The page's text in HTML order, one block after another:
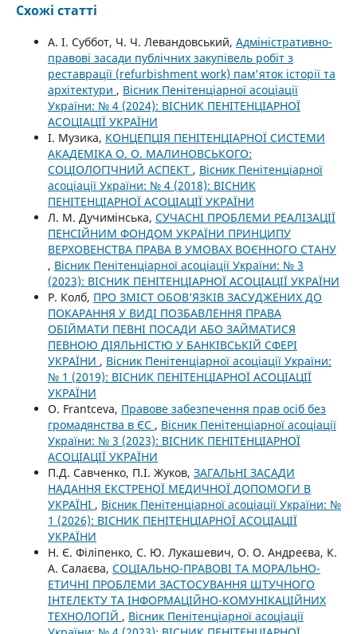
Схожі статті
А. І. Суббот, Ч. Ч. Левандовський, Адміністративно-
правові засади публічних закупівель робіт з
реставрації (refurbishment work) пам'яток історії та
архітектури , Вісник Пенітенціарної асоціації
України: № 4 (2024): ВІСНИК ПЕНІТЕНЦІАРНОЇ
АСОЦІАЦІЇ УКРАЇНИ
І. Музика, КОНЦЕПЦІЯ ПЕНІТЕНЦІАРНОЇ СИСТЕМИ
АКАДЕМІКА О. О. МАЛИНОВСЬКОГО:
СОЦІОЛОГІЧНИЙ АСПЕКТ , Вісник Пенітенціарної
асоціації України: № 4 (2018): ВІСНИК
ПЕНІТЕНЦІАРНОЇ АСОЦІАЦІЇ УКРАЇНИ
Л. М. Дучимінська, СУЧАСНІ ПРОБЛЕМИ РЕАЛІЗАЦІЇ
ПЕНСІЙНИМ ФОНДОМ УКРАЇНИ ПРИНЦИПУ
ВЕРХОВЕНСТВА ПРАВА В УМОВАХ ВОЄННОГО СТАНУ
, Вісник Пенітенціарної асоціації України: № 3
(2023): ВІСНИК ПЕНІТЕНЦІАРНОЇ АСОЦІАЦІЇ УКРАЇНИ
Р. Колб, ПРО ЗМІСТ ОБОВ’ЯЗКІВ ЗАСУДЖЕНИХ ДО
ПОКАРАННЯ У ВИДІ ПОЗБАВЛЕННЯ ПРАВА
ОБІЙМАТИ ПЕВНІ ПОСАДИ АБО ЗАЙМАТИСЯ
ПЕВНОЮ ДІЯЛЬНІСТЮ У БАНКІВСЬКІЙ СФЕРІ
УКРАЇНИ , Вісник Пенітенціарної асоціації України:
№ 1 (2019): ВІСНИК ПЕНІТЕНЦІАРНОЇ АСОЦІАЦІЇ
УКРАЇНИ
O. Frantсeva, Правове забезпечення прав осіб без
громадянства в ЄС , Вісник Пенітенціарної асоціації
України: № 3 (2023): ВІСНИК ПЕНІТЕНЦІАРНОЇ
АСОЦІАЦІЇ УКРАЇНИ
П.Д. Савченко, П.І. Жуков, ЗАГАЛЬНІ ЗАСАДИ
НАДАННЯ ЕКСТРЕНОЇ МЕДИЧНОЇ ДОПОМОГИ В
УКРАЇНІ , Вісник Пенітенціарної асоціації України: №
1 (2026): ВІСНИК ПЕНІТЕНЦІАРНОЇ АСОЦІАЦІЇ
УКРАЇНИ
Н. Є. Філіпенко, С. Ю. Лукашевич, О. О. Андреєва, К.
А. Салаєва, СОЦІАЛЬНО-ПРАВОВІ ТА МОРАЛЬНО-
ЕТИЧНІ ПРОБЛЕМИ ЗАСТОСУВАННЯ ШТУЧНОГО
ІНТЕЛЕКТУ ТА ІНФОРМАЦІЙНО-КОМУНІКАЦІЙНИХ
ТЕХНОЛОГІЙ , Вісник Пенітенціарної асоціації